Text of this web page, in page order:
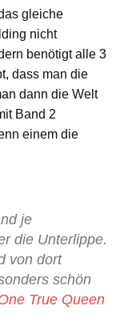
gleiche
nicht
benötigt alle 3
dass man die
dann die Welt
Band 2
einem die
je
die Unterlippe.
von dort
schön
True Queen